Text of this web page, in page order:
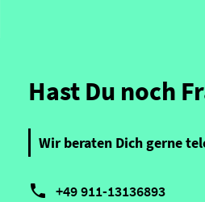
Hast Du noch
Wir beraten Dich gerne
 +49 911-13136893